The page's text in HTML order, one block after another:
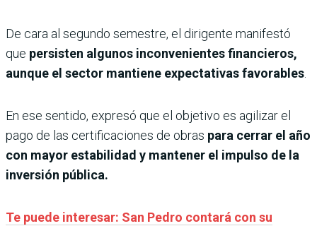
De cara al segundo semestre, el dirigente manifestó
que persisten algunos inconvenientes financieros,
aunque el sector mantiene expectativas favorables.
En ese sentido, expresó que el objetivo es agilizar el
pago de las certificaciones de obras para cerrar el año
con mayor estabilidad y mantener el impulso de la
inversión pública.
Te puede interesar: San Pedro contará con su